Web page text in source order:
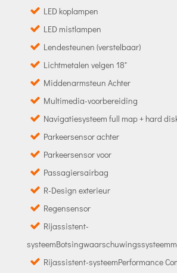
LED koplampen
LED mistlampen
Lendesteunen (verstelbaar)
Lichtmetalen velgen 18"
Middenarmsteun Achter
Multimedia-voorbereiding
Navigatiesysteem full map + hard
Parkeersensor achter
Parkeersensor voor
Passagiersairbag
R-Design exterieur
Regensensor
Rijassistent-
Rijassistent-systeemPerformance